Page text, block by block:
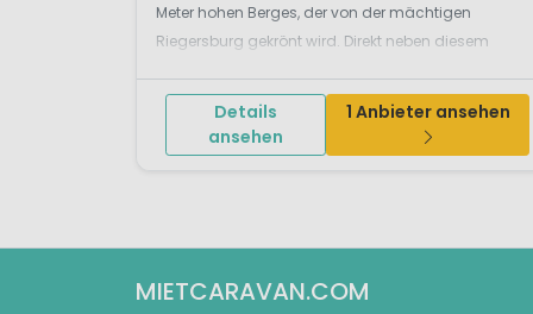
Meter hohen Berges, der von der mächtigen
Riegersburg gekrönt wird. Direkt neben diesem
See, in dem Sie sich im Sommer abk&uum...
Details
ansehen
1 Anbieter ansehen
MIETCARAVAN.COM